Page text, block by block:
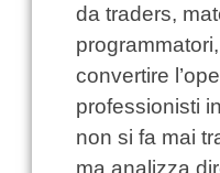
da traders,
convertire
professionisti
non si fa mai
ma analizza